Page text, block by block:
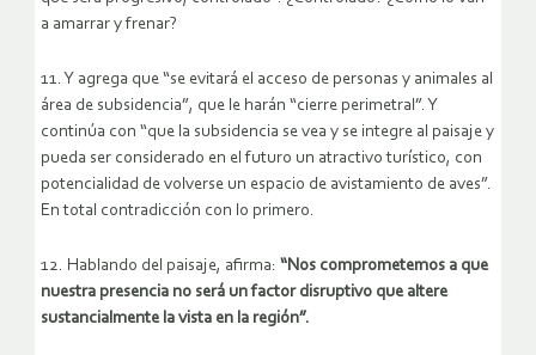
a amarrar y frenar?
11. Y agrega que “se evitará el acceso de personas y animales al
área de subsidencia”, que le harán “cierre perimetral”. Y
continúa con “que la subsidencia se vea y se integre al paisaje y
pueda ser considerado en el futuro un atractivo turístico, con
potencialidad de volverse un espacio de avistamiento de aves”.
En total contradicción con lo primero.
12. Hablando del paisaje, afirma: “Nos comprometemos a que
nuestra presencia no será un factor disruptivo que altere
sustancialmente la vista en la región”.